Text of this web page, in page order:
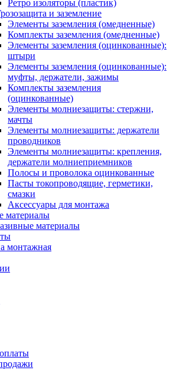
Ретро изоляторы (пластик)
и заземление
Элементы заземления (омедненные)
Комплекты заземления (омедненные)
Элементы заземления (оцинкованные):
штыри
Элементы заземления (оцинкованные):
муфты, держатели, зажимы
Комплекты заземления
(оцинкованные)
Элементы молниезащиты: стержни,
мачты
Элементы молниезащиты: держатели
проводников
Элементы молниезащиты: крепления,
держатели молниеприемников
Полосы и проволока оцинкованные
Пасты токопроводящие, герметики,
смазки
Аксессуары для монтажа
материалы
материалы
монтажная